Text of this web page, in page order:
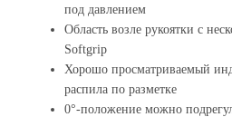
под давлением
Область возле рукоятки с
Softgrip
Хорошо просматриваемый
распила по разметке
0°-положение можно